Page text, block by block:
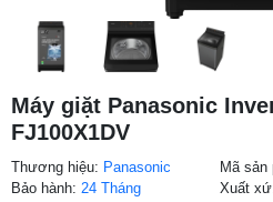
Máy giặt Panasonic
FJ100X1DV
Thương hiệu: Panasonic
Bảo hành: 24 Tháng
Mã sản
Xuất